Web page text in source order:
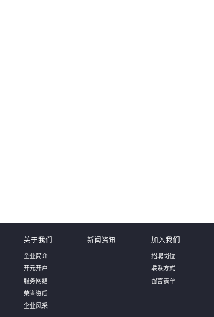
关于我们
企业简介
开元开户
服务网络
荣誉资质
企业风采
新闻资讯 加入我们
招聘岗位
联系方式
留言表单